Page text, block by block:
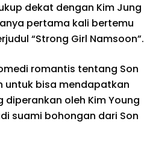
dekat dengan Kim Jung
pertama kali bertemu
“Strong Girl Namsoon”.
romantis tentang Son
untuk bisa mendapatkan
diperankan oleh Kim Young
suami bohongan dari Son